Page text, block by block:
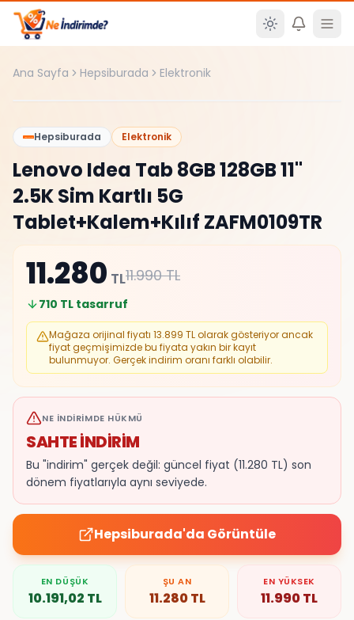
Ana içeriğe atla
Ana Sayfa Hepsiburada Elektronik
%19
Hepsiburada
Elektronik
Lenovo Idea Tab 8GB 128GB 11"
2.5K Sim Kartlı 5G
Tablet+Kalem+Kılıf ZAFM0109TR
11.280 TL11.990TL
710 TL tasarruf
Mağaza orijinal fiyatı 13.899 TL olarak gösteriyor ancak
fiyat geçmişimizde bu fiyata yakın bir kayıt
bulunmuyor. Gerçek indirim oranı farklı olabilir.
NE İNDIRIMDE HÜKMÜ
SAHTE İNDİRİM
Bu "indirim" gerçek değil: güncel fiyat (11.280 TL) son
dönem fiyatlarıyla aynı seviyede.
Hepsiburada'da Görüntüle
EN DÜŞÜK
10.191,02 TL
ŞU AN
11.280TL
EN YÜKSEK
11.990TL